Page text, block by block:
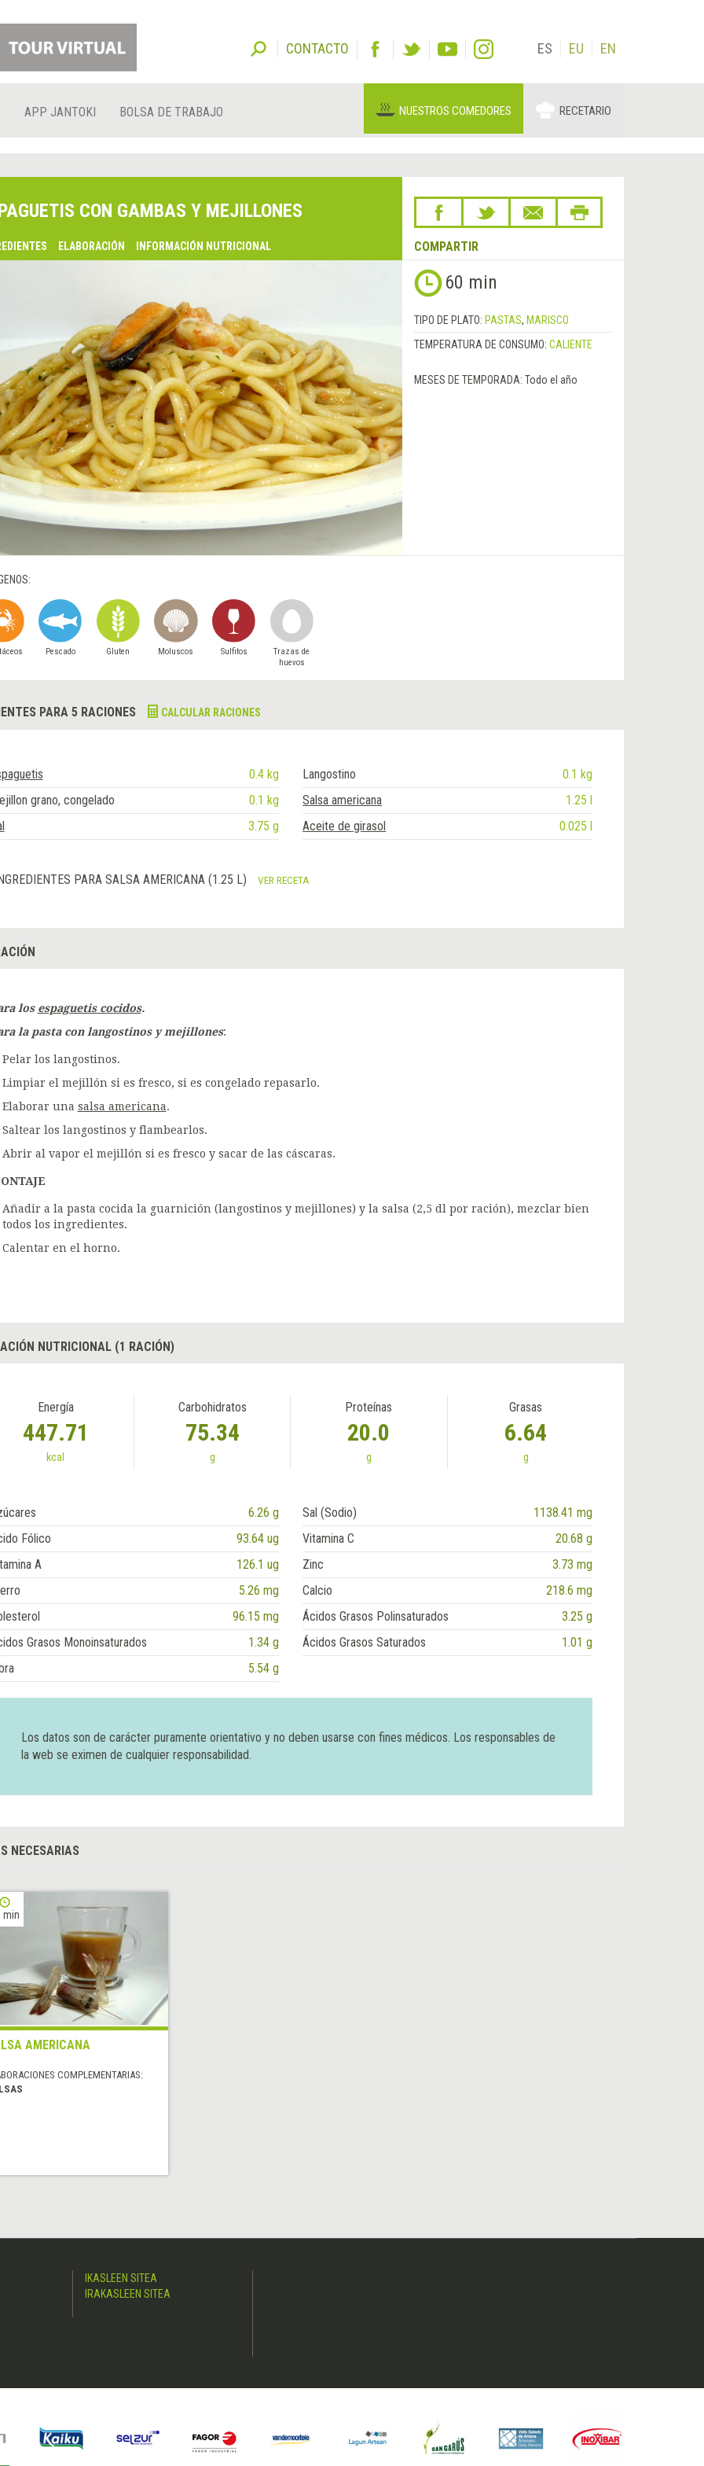
CONTACTO ES EU EN
APP JANTOKI BOLSA DE TRABAJO NUESTROS COMEDORES RECETARIO
CON GAMBAS Y MEJILLONES
ELABORACIÓN INFORMACIÓN NUTRICIONAL COMPARTIR
60 min
TIPO DE PLATO: PASTAS, MARISCO
TEMPERATURA DE CONSUMO: CALIENTE
MESES DE TEMPORADA: Todo el año
Pescado Gluten Moluscos Sulfitos
Trazas de
huevos
PARA 5 RACIONES CALCULAR RACIONES
0.4 kg Langostino
0.1 kg
grano, congelado
0.1 kg Salsa americana
1.25 l
3.75 g Aceite de girasol 0.025 l
INGREDIENTES PARA SALSA AMERICANA (1.25 L) VER RECETA
los espaguetis cocidos.
la pasta con langostinos y mejillones:
Pelar los langostinos.
Limpiar el mejillón si es fresco, si es congelado repasarlo.
Elaborar una salsa americana.
Saltear los langostinos y flambearlos.
Abrir al vapor el mejillón si es fresco y sacar de las cáscaras.
Añadir a la pasta cocida la guarnición (langostinos y mejillones) y la salsa (2,5 dl por ración), mezclar bien
todos los ingredientes.
Calentar en el horno.
NUTRICIONAL (1 RACIÓN)
Energía
447.71
kcal
Carbohidratos
75.34
g
Proteínas
20.0
g
Grasas
6.64
g
6.26 g Sal (Sodio)
1138.41 mg
Fólico
93.64 ug Vitamina C
20.68 g
A
126.1 ug Zinc
3.73 mg
5.26 mg Calcio
218.6 mg
96.15 mg Ácidos Grasos Polinsaturados
3.25 g
Grasos Monoinsaturados
1.34 g Ácidos Grasos Saturados
1.01 g
5.54 g
Los datos son de carácter puramente orientativo y no deben usarse con fines médicos. Los responsables de
la web se eximen de cualquier responsabilidad.
NECESARIAS
min
AMERICANA
COMPLEMENTARIAS:
IKASLEEN SITEA
IRAKASLEEN SITEA